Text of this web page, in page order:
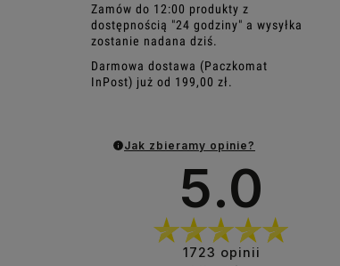
Zamów do 12:00 produkty z
dostępnością "24 godziny" a wysyłka
zostanie nadana dziś.
Darmowa dostawa (Paczkomat
InPost) już od 199,00 zł.
Jak zbieramy opinie?
5.0
1723 opinii